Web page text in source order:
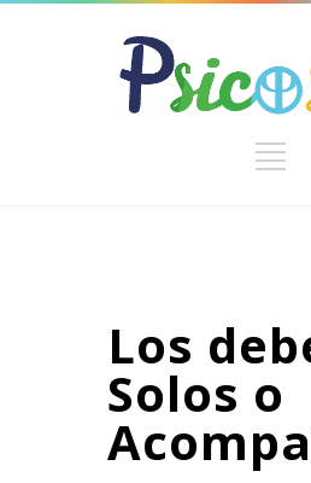
Los
Solos o